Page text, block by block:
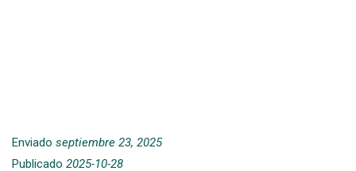
Enviado septiembre 23, 2025
Publicado 2025-10-28